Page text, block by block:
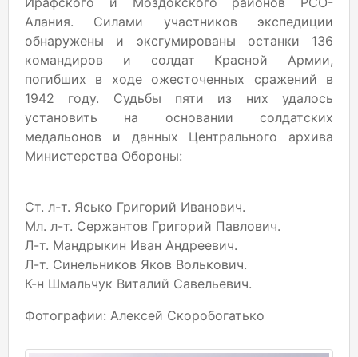
Алания. Силами участников экспедиции
обнаружены и эксгумированы останки 136
командиров и солдат Красной Армии,
погибших в ходе ожесточенных сражений в
1942 году. Судьбы пяти из них удалось
установить на основании солдатских
медальонов и данных Центрального архива
Министерства Обороны:
Ст. л-т. Ясько Григорий Иванович.
Мл. л-т. Сержантов Григорий Павлович.
Л-т. Мандрыкин Иван Андреевич.
Л-т. Синельников Яков Волькович.
К-н Шмальчук Виталий Савельевич.
Фотографии: Алексей Скоробогатько